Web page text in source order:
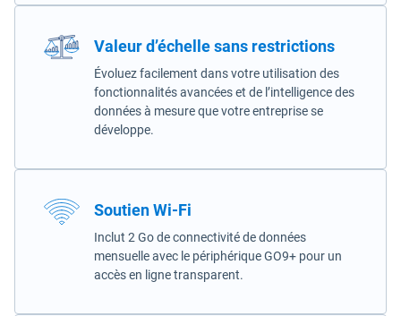
Valeur d’échelle sans restrictions
Évoluez facilement dans votre utilisation des
fonctionnalités avancées et de l’intelligence des
données à mesure que votre entreprise se
développe.
Soutien Wi-Fi
Inclut 2 Go de connectivité de données
mensuelle avec le périphérique GO9+ pour un
accès en ligne transparent.